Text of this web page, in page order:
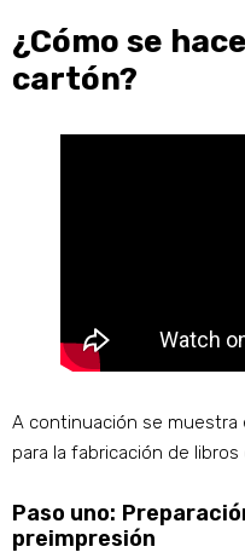
¿Cómo se
cartón?
A continuación se muestra
para la fabricación de libros
Paso uno:
preimpresión